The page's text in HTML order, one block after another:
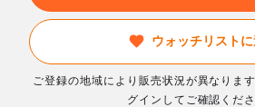
ウォッチリスト
ご登録の地域により販売状況が異なりま
グインしてご確認くださ